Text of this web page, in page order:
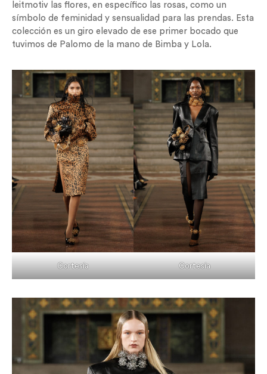
leitmotiv las flores, en específico las rosas, como un
símbolo de feminidad y sensualidad para las prendas. Esta
colección es un giro elevado de ese primer bocado que
tuvimos de Palomo de la mano de Bimba y Lola.
Cortesía Cortesía